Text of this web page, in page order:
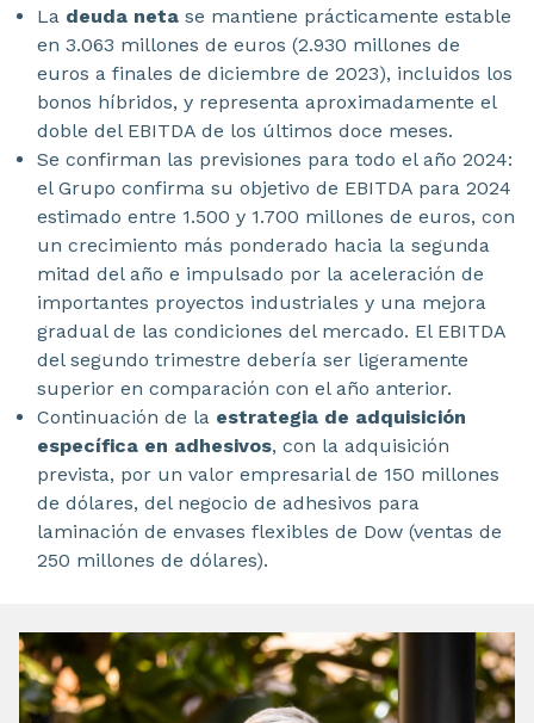
La deuda neta se mantiene prácticamente estable
en 3.063 millones de euros (2.930 millones de
euros a finales de diciembre de 2023), incluidos los
bonos híbridos, y representa aproximadamente el
doble del EBITDA de los últimos doce meses.
Se confirman las previsiones para todo el año 2024:
el Grupo confirma su objetivo de EBITDA para 2024
estimado entre 1.500 y 1.700 millones de euros, con
un crecimiento más ponderado hacia la segunda
mitad del año e impulsado por la aceleración de
importantes proyectos industriales y una mejora
gradual de las condiciones del mercado. El EBITDA
del segundo trimestre debería ser ligeramente
superior en comparación con el año anterior.
Continuación de la estrategia de adquisición
específica en adhesivos, con la adquisición
prevista, por un valor empresarial de 150 millones
de dólares, del negocio de adhesivos para
laminación de envases flexibles de Dow (ventas de
250 millones de dólares).